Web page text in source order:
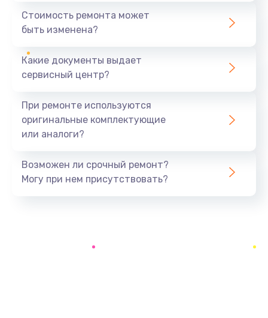
1440 руб.
Ремонт южного моста
Замена батарейки BIOS
Заказать
Стоимость ремонта может
быть изменена?
Какие документы выдает
сервисный центр?
При ремонте используются
оригинальные комплектующие
или аналоги?
Возможен ли срочный ремонт?
Могу при нем присутствовать?